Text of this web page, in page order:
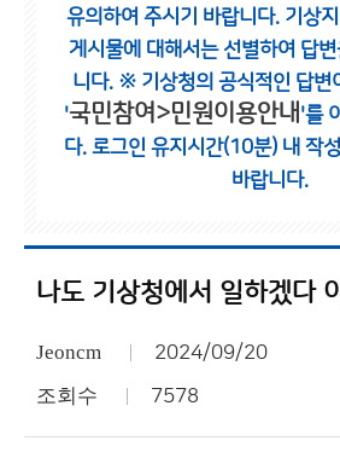
유의하여 주시기 바랍니다. 기상
게시물에 대해서는 선별하여 답
니다. ※ 기상청의 공식적인 답변
'국민참여>민원이용안내 '를
다. 로그인 유지시간(10분) 내 작
바랍니다.
나도 기상청에서 일하겠다
Jeoncm 2024/09/20
조회수 7578